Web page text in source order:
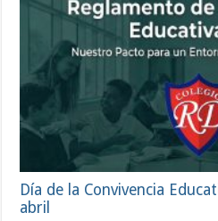
Día de la Convivencia
abril